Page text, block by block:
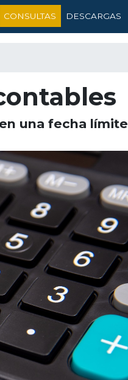
CONSULTAS DESCARGAS
una fecha límite